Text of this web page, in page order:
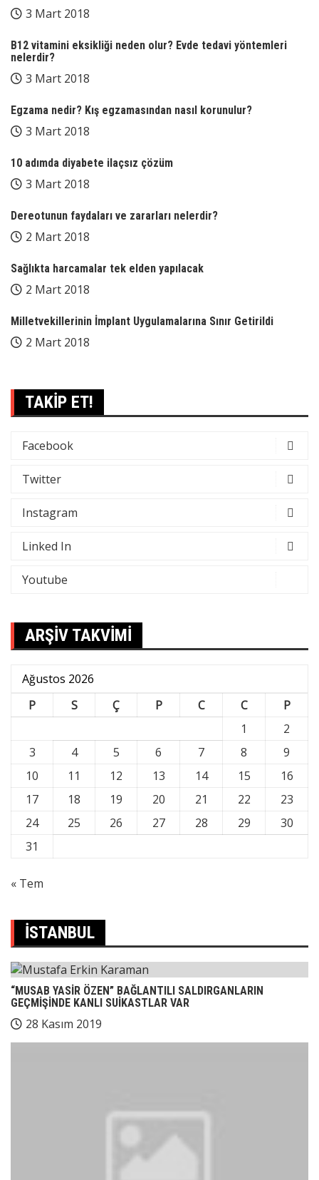
3 Mart 2018
B12 vitamini eksikliği neden olur? Evde tedavi yöntemleri
nelerdir?
3 Mart 2018
Egzama nedir? Kış egzamasından nasıl korunulur?
3 Mart 2018
10 adımda diyabete ilaçsız çözüm
3 Mart 2018
Dereotunun faydaları ve zararları nelerdir?
2 Mart 2018
Sağlıkta harcamalar tek elden yapılacak
2 Mart 2018
Milletvekillerinin İmplant Uygulamalarına Sınır Getirildi
2 Mart 2018
TAKİP ET!
Facebook
Twitter
Instagram
Linked In
Youtube
ARŞİV TAKVİMİ
Ağustos 2026
P
S Ç P C C
P
1
2
3
4 5 6 7 8
9
10
11 12 13 14 15
16
17
18 19 20 21 22
23
24
25 26 27 28 29
30
31
« Tem
İSTANBUL
“MUSAB YASİR ÖZEN” BAĞLANTILI SALDIRGANLARIN
GEÇMİŞİNDE KANLI SUİKASTLAR VAR
28 Kasım 2019